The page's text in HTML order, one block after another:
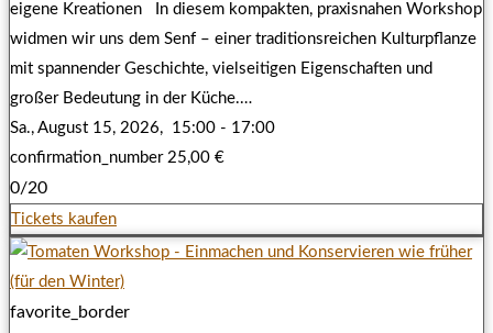
eigene Kreationen In diesem kompakten, praxisnahen Workshop
widmen wir uns dem Senf – einer traditionsreichen Kulturpflanze
mit spannender Geschichte, vielseitigen Eigenschaften und
großer Bedeutung in der Küche.…
Sa., August 15, 2026, 15:00 - 17:00
confirmation_number 25,00 €
0/20
Tickets kaufen
favorite_border